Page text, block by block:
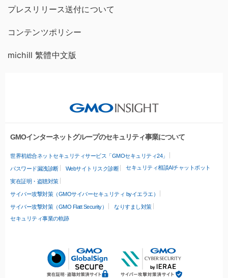
プレスリリース送付について
コンテンツポリシー
michill 繁體中文版
GMOインターネットグループのセキュリティ事業について
世界初総合ネットセキュリティサービス「GMOセキュリティ24」
パスワード漏洩診断 Webサイトリスク診断 セキュリティ相談AIチャットボット
実在証明・盗聴対策
サイバー攻撃対策（GMOサイバーセキュリティ byイエラエ）
サイバー攻撃対策（GMO Flatt Security）
なりすまし対策
セキュリティ事業の軌跡